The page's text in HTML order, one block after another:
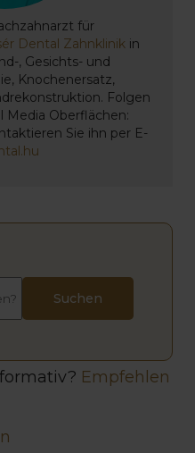
für
Dental Zahnklinik in
, Gesichts- und
Knochenersatz,
Folgen
Media Oberflächen:
Sie ihn per E-
Empfehlen